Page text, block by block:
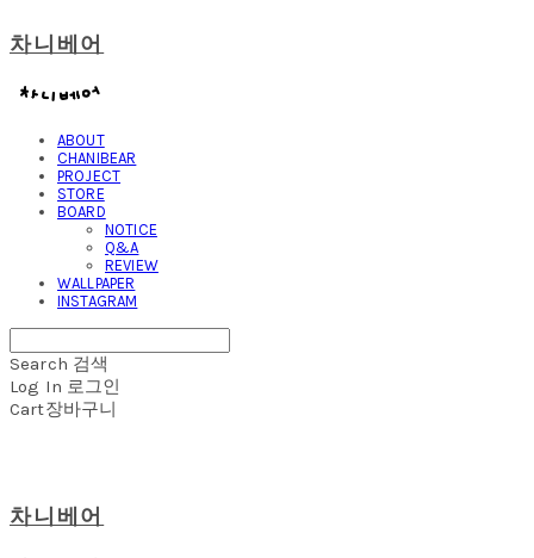
차니베어
ABOUT
CHANIBEAR
PROJECT
STORE
BOARD
NOTICE
Q&A
REVIEW
WALLPAPER
INSTAGRAM
Search 검색
Log In 로그인
Cart장바구니
차니베어